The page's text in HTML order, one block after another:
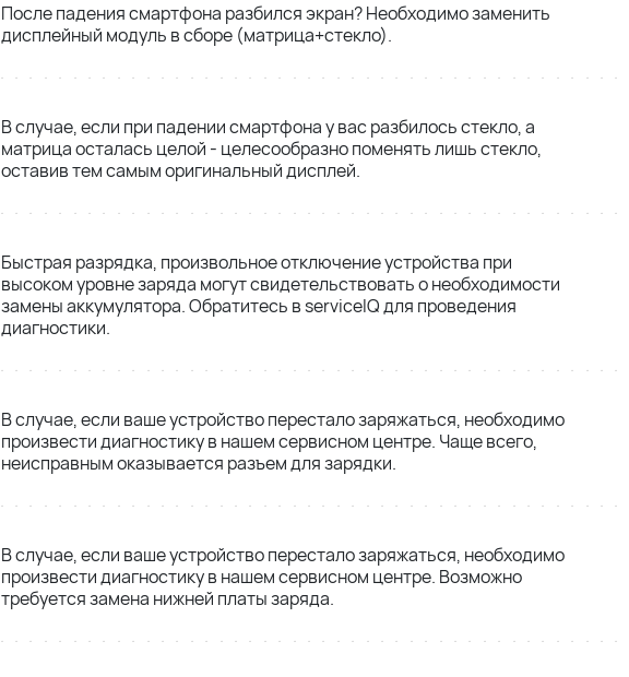
После падения смартфона разбился экран? Необходимо заменить
дисплейный модуль в сборе (матрица+стекло).
В случае, если при падении смартфона у вас разбилось стекло, а
матрица осталась целой - целесообразно поменять лишь стекло,
оставив тем самым оригинальный дисплей.
Быстрая разрядка, произвольное отключение устройства при
высоком уровне заряда могут свидетельствовать о необходимости
замены аккумулятора. Обратитесь в serviceIQ для проведения
диагностики.
В случае, если ваше устройство перестало заряжаться, необходимо
произвести диагностику в нашем сервисном центре. Чаще всего,
неисправным оказывается разъем для зарядки.
В случае, если ваше устройство перестало заряжаться, необходимо
произвести диагностику в нашем сервисном центре. Возможно
требуется замена нижней платы заряда.